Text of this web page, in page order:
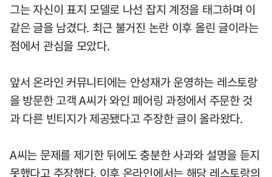
그는 자신이 표지 모델로 나선 잡지 계정을 태그하며 이
같은 글을 남겼다. 최근 불거진 논란 이후 올린 글이라는
점에서 관심을 모았다.
앞서 온라인 커뮤니티에는 안성재가 운영하는 레스토랑
을 방문한 고객 A씨가 와인 페어링 과정에서 주문한 것
과 다른 빈티지가 제공됐다고 주장한 글이 올라왔다.
A씨는 문제를 제기한 뒤에도 충분한 사과와 설명을 듣지
못했다고 주장했다. 이후 온라인에서는 해당 레스토랑의